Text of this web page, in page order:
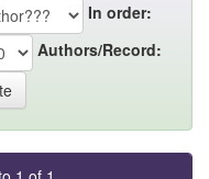
In order:
Authors/Record: